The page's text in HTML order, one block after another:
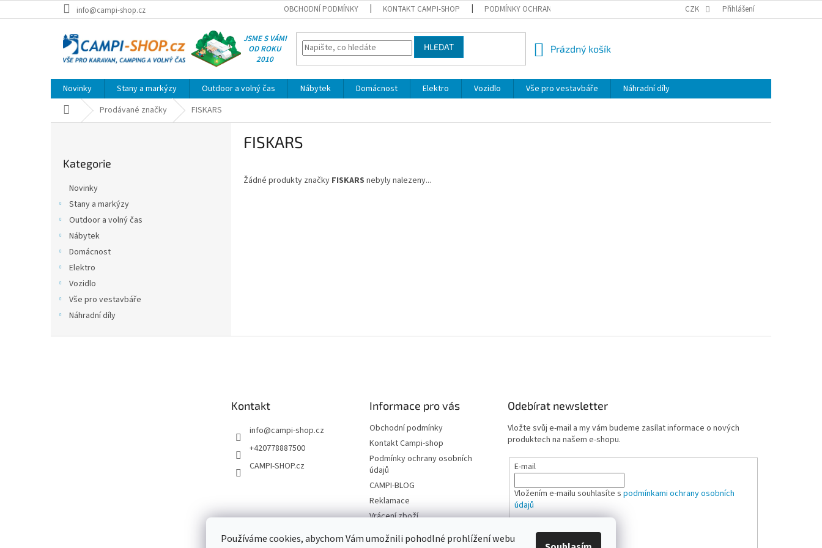
Používáme cookies, abychom Vám umožnili pohodlné prohlížení webu
na
info@campi-shop.cz OBCHODNÍ PODMÍNKY KONTAKT CAMPI-SHOP PODMÍNKY OCHRANY OSOBNÍCH ÚDAJŮ REKLAMACE
CZK Přihlášení
JSME S VÁMI
OD ROKU
2010
HLEDAT
NÁKUPNÍ
Prázdný košík
Novinky Stany a markýzy Outdoor a volný čas Nábytek Domácnost Elektro Vozidlo Vše pro vestavbáře
Náhradní díly
Domů Prodávané značky FISKARS
kategorie
Kategorie
Novinky
Stany a markýzy
Outdoor a volný čas
Nábytek
Domácnost
Elektro
Vozidlo
Vše pro vestavbáře
Náhradní díly
FISKARS
Žádné produkty značky FISKARS nebyly nalezeny...
Kontakt
info@campi-shop.cz
+420778887500
CAMPI-SHOP.cz
Informace pro vás
Obchodní podmínky
Kontakt Campi-shop
Podmínky ochrany osobních
údajů
CAMPI-BLOG
Reklamace
Vrácení zboží
Odebírat newsletter
Vložte svůj e-mail a my vám budeme zasílat informace o nových
produktech na našem e-shopu.
E-mail
Vložením e-mailu souhlasíte spodmínkami ochrany osobních
údajů
PŘIHLÁSIT SE